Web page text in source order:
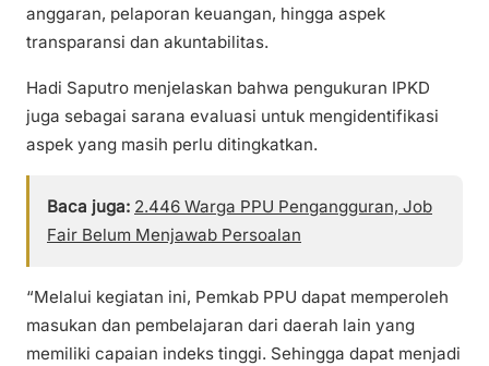
anggaran, pelaporan keuangan, hingga aspek
transparansi dan akuntabilitas.
Hadi Saputro menjelaskan bahwa pengukuran IPKD
juga sebagai sarana evaluasi untuk mengidentifikasi
aspek yang masih perlu ditingkatkan.
Baca juga: 2.446 Warga PPU Pengangguran, Job
Fair Belum Menjawab Persoalan
“Melalui kegiatan ini, Pemkab PPU dapat memperoleh
masukan dan pembelajaran dari daerah lain yang
memiliki capaian indeks tinggi. Sehingga dapat menjadi